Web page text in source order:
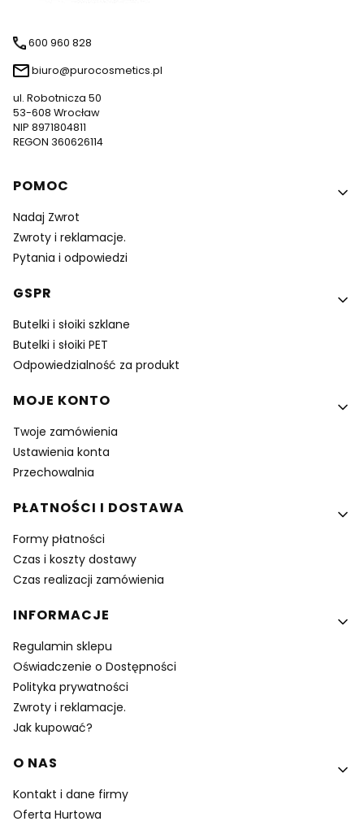
600 960 828
biuro@purocosmetics.pl
ul. Robotnicza 50
53-608 Wrocław
NIP 8971804811
REGON 360626114
Linki w stopce
POMOC
Nadaj Zwrot
Zwroty i reklamacje.
Pytania i odpowiedzi
GSPR
Butelki i słoiki szklane
Butelki i słoiki PET
Odpowiedzialność za produkt
MOJE KONTO
Twoje zamówienia
Ustawienia konta
Przechowalnia
PŁATNOŚCI I DOSTAWA
Formy płatności
Czas i koszty dostawy
Czas realizacji zamówienia
INFORMACJE
Regulamin sklepu
Oświadczenie o Dostępności
Polityka prywatności
Zwroty i reklamacje.
Jak kupować?
O NAS
Kontakt i dane firmy
Oferta Hurtowa